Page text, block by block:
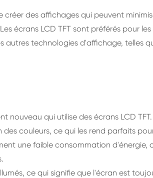
des affichages qui peuvent
écrans LCD TFT sont préférés pour les
autres technologies d'affichage, telles
nouveau qui utilise des écrans LCD TFT.
couleurs, ce qui les rend parfaits
une faible consommation d'énergie,
ce qui signifie que l'écran est